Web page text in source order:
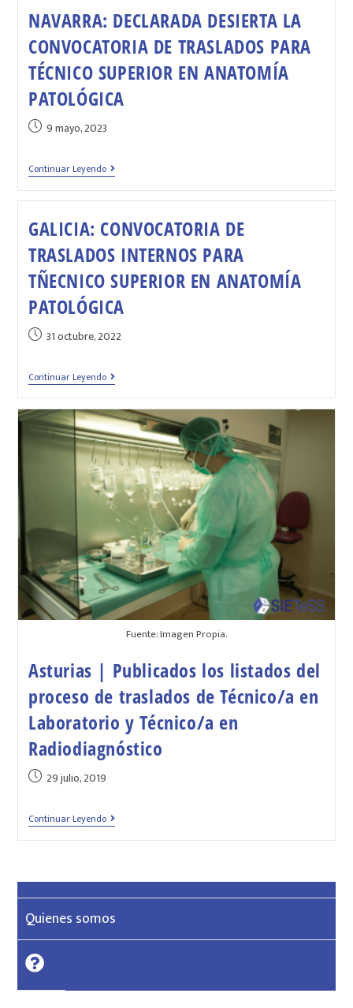
NAVARRA: DECLARADA DESIERTA LA
CONVOCATORIA DE TRASLADOS PARA
TÉCNICO SUPERIOR EN ANATOMÍA
PATOLÓGICA
9 mayo, 2023
Continuar Leyendo
GALICIA: CONVOCATORIA DE
TRASLADOS INTERNOS PARA
TÑECNICO SUPERIOR EN ANATOMÍA
PATOLÓGICA
31 octubre, 2022
Continuar Leyendo
Fuente: Imagen Propia.
Asturias | Publicados los listados del
proceso de traslados de Técnico/a en
Laboratorio y Técnico/a en
Radiodiagnóstico
29 julio, 2019
Continuar Leyendo
Quienes somos